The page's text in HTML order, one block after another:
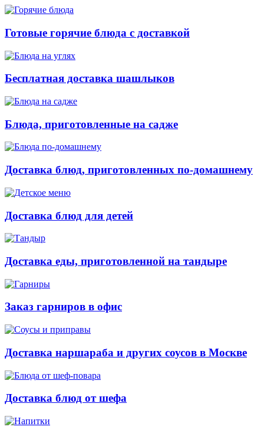
Готовые горячие блюда с доставкой
Бесплатная доставка шашлыков
Блюда, приготовленные на садже
Доставка блюд, приготовленных по-домашнему
Доставка блюд для детей
Доставка еды, приготовленной на тандыре
Заказ гарниров в офис
Доставка наршараба и других соусов в Москве
Доставка блюд от шефа